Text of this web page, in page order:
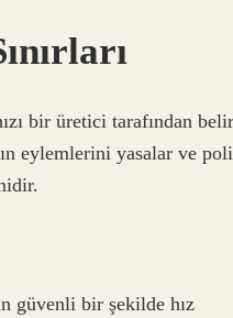
bir üretici tarafından
eylemlerini yasalar ve
güvenli bir şekilde hız